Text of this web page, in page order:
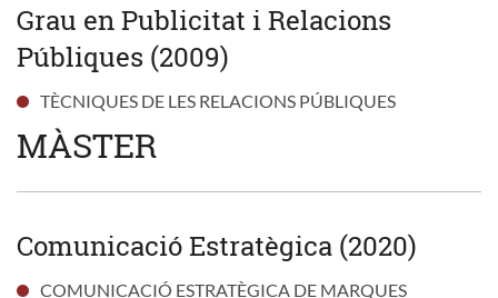
Grau en Publicitat i Relacions
Públiques (2009)
TÈCNIQUES DE LES RELACIONS PÚBLIQUES
MÀSTER
Comunicació Estratègica (2020)
COMUNICACIÓ ESTRATÈGICA DE MARQUES